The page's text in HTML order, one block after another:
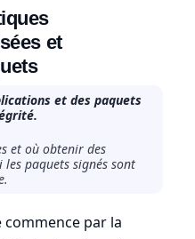
et
et des paquets
et où obtenir des
paquets signés sont
par la